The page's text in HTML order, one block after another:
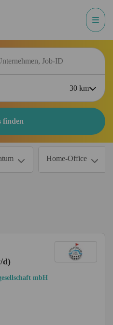
30 km
finden
Home-Office
d)
mbH